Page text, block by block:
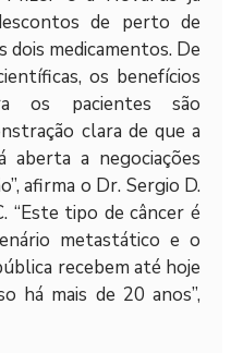
de perto de
dois medicamentos. De
os benefícios
os pacientes são
clara de que a
aberta a negociações
afirma o Dr. Sergio D.
“Este tipo de câncer é
metastático e o
recebem até hoje
há mais de 20 anos”,